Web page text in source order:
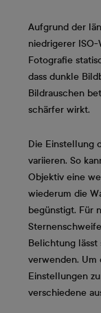
Aufgrund der
niedrigerer
Fotografie
dass dunkle
Bildrauschen
schärfer wirkt.
Die Einstellung
variieren. So
Objektiv eine
wiederum die
begünstigt. Für
Belichtung
verwenden. Um
Einstellungen
verschiedene